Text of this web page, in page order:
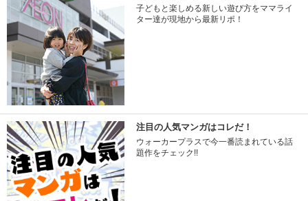
子どもと楽しめる新しい遊び方をママライ
ター達が現地から最新リポ！
注目の人気マンガはコレだ！
ウォーカープラスで今一番読まれている話
題作をチェック!!